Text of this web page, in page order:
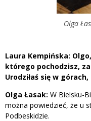
Olga
Laura Kempińska:
którego pochodzisz,
Urodziłaś się w
Olga Łasak: W Bielsku-
można powiedzieć, że u
Podbeskidzie.